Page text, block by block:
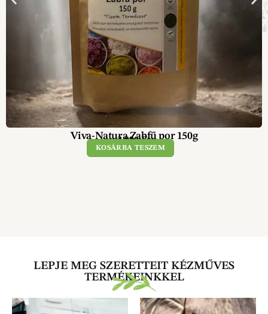
Viva-Natura Zabfű por 150g
2 990Ft
KOSÁRBA TESZEM
LEPJE MEG SZERETTEIT KÉZMŰVES
TERMÉKEINKKEL